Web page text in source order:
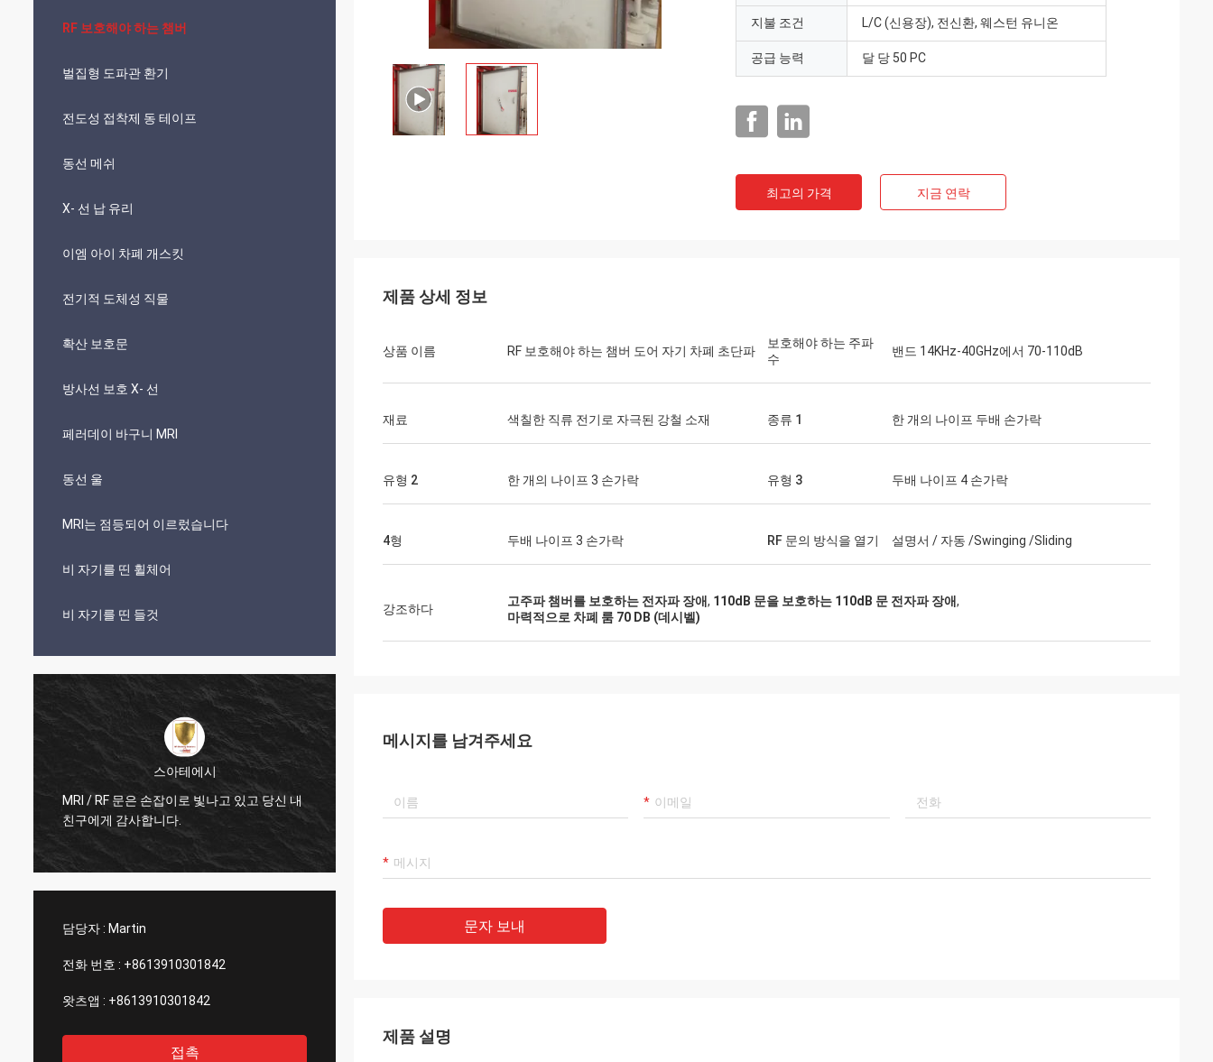
RF 보호해야 하는 챔버
벌집형 도파관 환기
전도성 접착제 동 테이프
동선 메쉬
X- 선 납 유리
이엠 아이 차폐 개스킷
전기적 도체성 직물
확산 보호문
방사선 보호 X- 선
페러데이 바구니 MRI
동선 울
MRI는 점등되어 이르렀습니다
비 자기를 띤 휠체어
비 자기를 띤 들것
스아테에시
MRI / RF 문은 손잡이로 빛나고 있고 당신 내
친구에게 감사합니다.
매우 좋은 벌집형 배출구 보기를 놋쇠를 입히
담당자 : Martin
전화 번호 : +8613910301842
왓츠앱 : +8613910301842
접촉
지불 조건 L/C (신용장), 전신환, 웨스턴 유니온
공급 능력 달 당 50 PC
최고의 가격 지금 연락
제품 상세 정보
상품 이름 RF 보호해야 하는 챔버 도어 자기 차폐 초단파
보호해야 하는 주파
수
밴드 14KHz-40GHz에서 70-110dB
재료 색칠한 직류 전기로 자극된 강철 소재 종류 1 한 개의 나이프 두배 손가락
유형 2 한 개의 나이프 3 손가락 유형 3 두배 나이프 4 손가락
4형 두배 나이프 3 손가락 RF 문의 방식을 열기 설명서 / 자동 /Swinging /Sliding
강조하다
고주파 챔버를 보호하는 전자파 장애, 110dB 문을 보호하는 110dB 문 전자파 장애,
마력적으로 차폐 룸 70 DB (데시벨)
메시지를 남겨주세요
문자 보내
제품 설명